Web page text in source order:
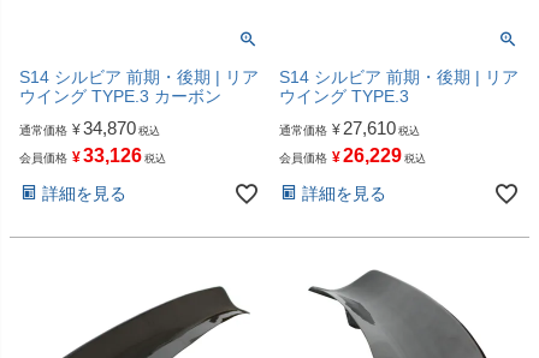
S14 シルビア 前期・後期 | リア
ウイング TYPE.3 カーボン
通常価格 ¥34,870 税込
会員価格 ¥33,126 税込
詳細を見る
S14 シルビア 前期・後期 | リア
ウイング TYPE.3
通常価格 ¥ 27,610 税込
会員価格 ¥26,229 税込
詳細を見る